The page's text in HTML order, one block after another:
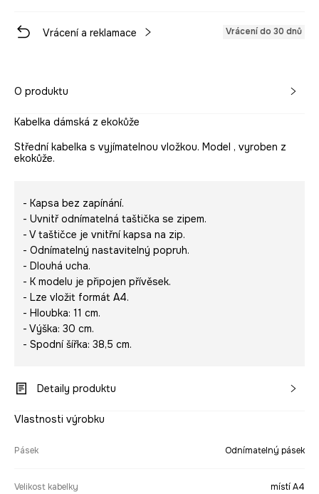
Vrácení a reklamace Vrácení do 30 dnů
O produktu
Kabelka dámská z ekokůže
Střední kabelka s vyjímatelnou vložkou. Model , vyroben z
ekokůže.
- Kapsa bez zapínání.
- Uvnitř odnímatelná taštička se zipem.
- V taštičce je vnitřní kapsa na zip.
- Odnímatelný nastavitelný popruh.
- Dlouhá ucha.
- K modelu je připojen přívěsek.
- Lze vložit formát A4.
- Hloubka: 11 cm.
- Výška: 30 cm.
- Spodní šířka: 38,5 cm.
Detaily produktu
Vlastnosti výrobku
Pásek Odnímatelný pásek
Velikost kabelky místí A4